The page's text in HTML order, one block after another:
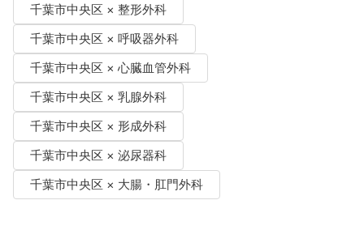
千葉市中央区 × 整形外科
千葉市中央区 × 呼吸器外科
千葉市中央区 × 心臓血管外科
千葉市中央区 × 乳腺外科
千葉市中央区 × 形成外科
千葉市中央区 × 泌尿器科
千葉市中央区 × 大腸・肛門外科